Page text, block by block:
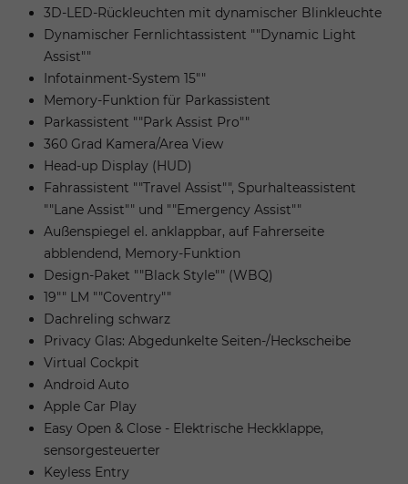
3D-LED-Rückleuchten mit dynamischer Blinkleuchte
Dynamischer Fernlichtassistent ""Dynamic Light
Assist""
Infotainment-System 15""
Memory-Funktion für Parkassistent
Parkassistent ""Park Assist Pro""
360 Grad Kamera/Area View
Head-up Display (HUD)
Fahrassistent ""Travel Assist"", Spurhalteassistent
""Lane Assist"" und ""Emergency Assist""
Außenspiegel el. anklappbar, auf Fahrerseite
abblendend, Memory-Funktion
Design-Paket ""Black Style"" (WBQ)
19"" LM ""Coventry""
Dachreling schwarz
Privacy Glas: Abgedunkelte Seiten-/Heckscheibe
Virtual Cockpit
Android Auto
Apple Car Play
Easy Open & Close - Elektrische Heckklappe,
sensorgesteuerter
Keyless Entry